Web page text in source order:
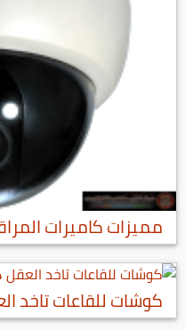
مميزات كاميرات
كوشات للقاعات تاخد